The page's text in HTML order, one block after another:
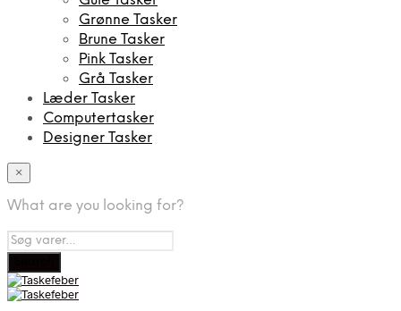
Grønne Tasker
Brune Tasker
Pink Tasker
Grå Tasker
Læder Tasker
Computertasker
Designer Tasker
×
What are you looking for?